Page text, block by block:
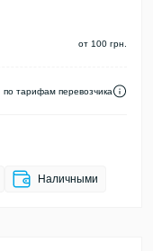
от 100 грн.
по тарифам перевозчика
Наличными